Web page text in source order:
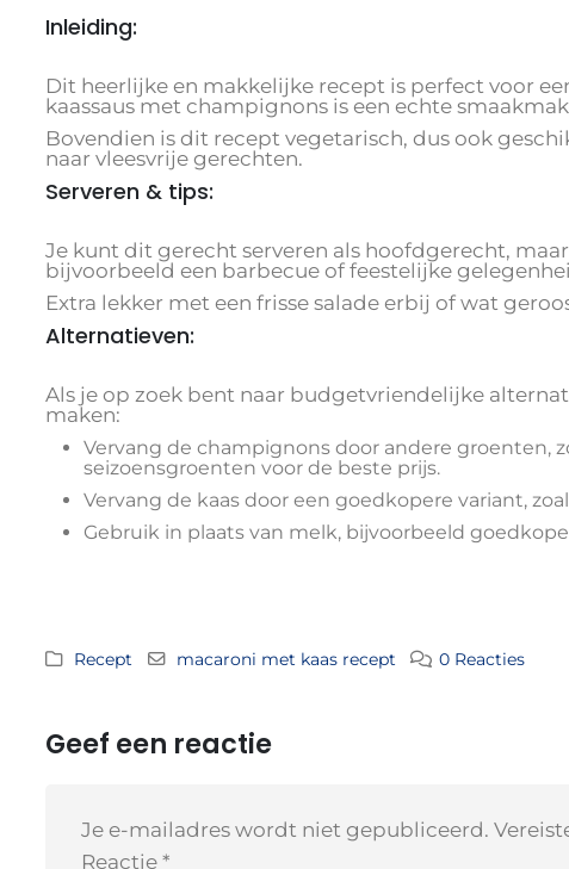
Inleiding:
Dit heerlijke en makkelijke recept is perfect voor
kaassaus met champignons is een echte
Bovendien is dit recept vegetarisch, dus ook
naar vleesvrije gerechten.
Serveren & tips:
Je kunt dit gerecht serveren als hoofdgerecht,
bijvoorbeeld een barbecue of feestelijke
Extra lekker met een frisse salade erbij of wat
Alternatieven:
Als je op zoek bent naar budgetvriendelijke
maken:
Vervang de champignons door andere groenten,
seizoensgroenten voor de beste prijs.
Vervang de kaas door een goedkopere variant,
Gebruik in plaats van melk, bijvoorbeeld
Recept macaroni met kaas recept 0 Reacties
Geef een reactie
Je e-mailadres wordt niet gepubliceerd.
Reactie *